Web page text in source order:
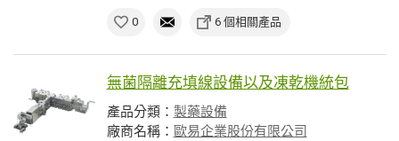
0 6 個相關產品
無菌隔離充填線設備以及凍乾機統包
產品分類： 製藥設備
廠商名稱： 歐易企業股份有限公司